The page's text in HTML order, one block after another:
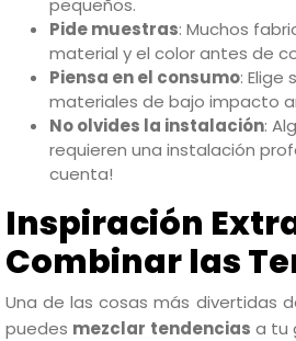
pequeños.
Pide muestras: Muchos
material y el color antes de
Piensa en el consumo: Elige
materiales de bajo impacto
No olvides la instalación:
requieren una instalación
cuenta!
Inspiración
Combinar las
Una de las cosas más divertidas
puedes mezclar tendencias a tu